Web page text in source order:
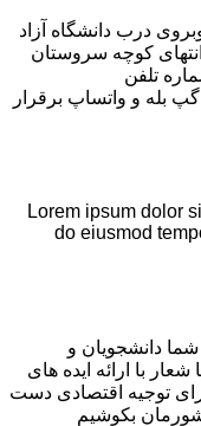
درب دانشگاه آزاد
کوچه سروستان
شماره تلفن
و آی گپ بله و واتساپ برقرار
Lorem ipsum dolor
do eiusmod
شما دانشجویان و
با ارائه ایده های
توجیه اقتصادی دست
بکوشیم